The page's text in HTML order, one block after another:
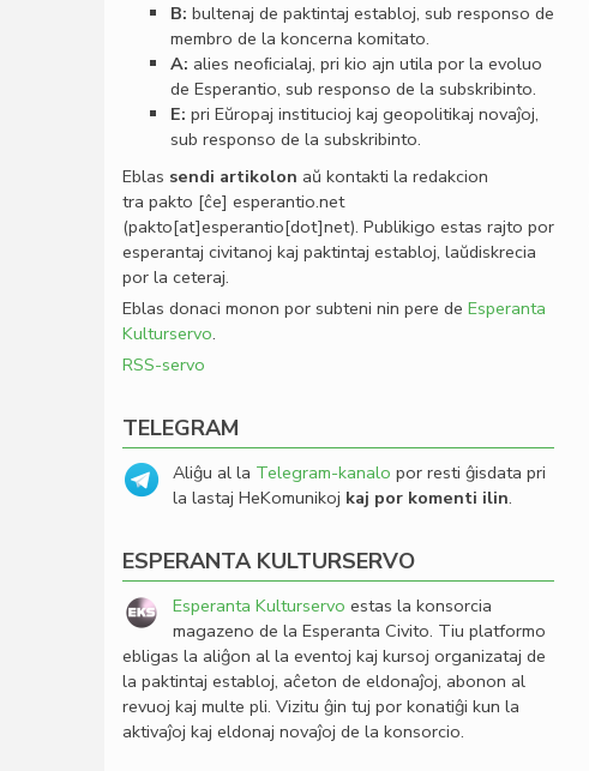
B: bultenaj de paktintaj establoj, sub responso de
membro de la koncerna komitato.
A: alies neoﬁcialaj, pri kio ajn utila por la evoluo
de Esperantio, sub responso de la subskribinto.
E: pri Eŭropaj institucioj kaj geopolitikaj novaĵoj,
sub responso de la subskribinto.
Eblas sendi artikolon aŭ kontakti la redakcion
tra pakto [ĉe] esperantio.net
(pakto[at]esperantio[dot]net). Publikigo estas rajto por
esperantaj civitanoj kaj paktintaj establoj, laŭdiskrecia
por la ceteraj.
Eblas donaci monon por subteni nin pere de Esperanta
Kulturservo.
RSS-servo
TELEGRAM
Aliĝu al la Telegram-kanalo por resti ĝisdata pri
la lastaj HeKomunikoj kaj por komenti ilin.
ESPERANTA KULTURSERVO
Esperanta Kulturservo estas la konsorcia
magazeno de la Esperanta Civito. Tiu platformo
ebligas la aliĝon al la eventoj kaj kursoj organizataj de
la paktintaj establoj, aĉeton de eldonaĵoj, abonon al
revuoj kaj multe pli. Vizitu ĝin tuj por konatiĝi kun la
aktivaĵoj kaj eldonaj novaĵoj de la konsorcio.